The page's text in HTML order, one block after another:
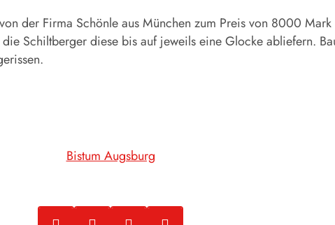
der Firma Schönle aus München zum Preis von 8000
Schiltberger diese bis auf jeweils eine Glocke abliefern.
Bistum Augsburg